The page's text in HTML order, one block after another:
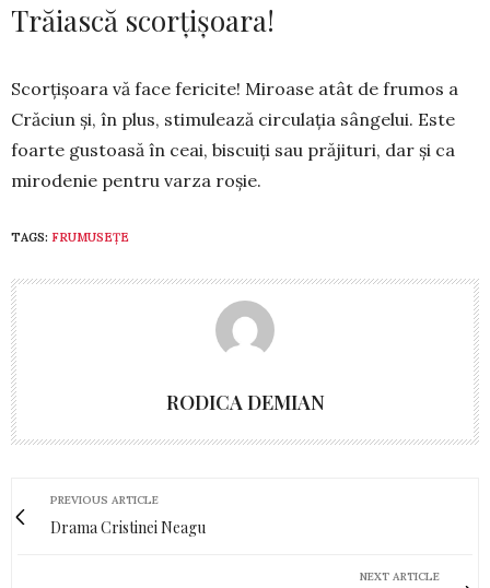
Trăiască scorțișoara!
Scorțișoara vă fa­ce fericite! Mi­roase atât de fru­mos a
Cră­ciun și, în plus, stimu­lează circu­lația sân­gelui. Este
foar­te gus­toasă în ceai, bis­cuiți sau prăjituri, dar și ca
miro­de­nie pen­tru varza roșie.
TAGS: FRUMUSEȚE
RODICA DEMIAN
PREVIOUS ARTICLE
Drama Cristinei Neagu
NEXT ARTICLE